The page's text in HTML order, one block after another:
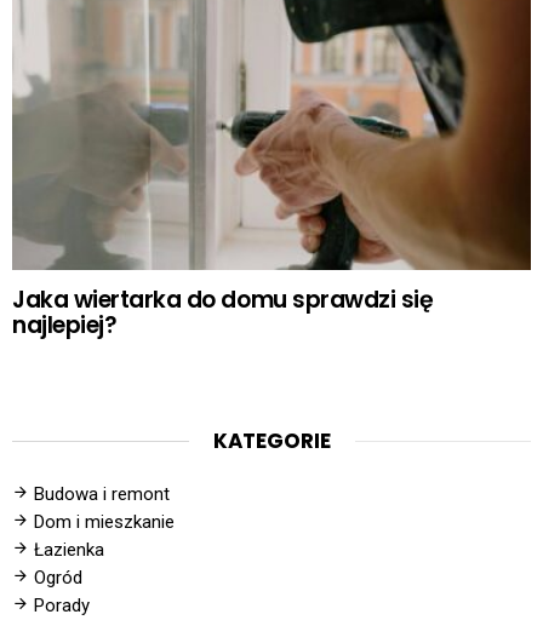
Jaka wiertarka do domu sprawdzi się
najlepiej?
KATEGORIE
Budowa i remont
Dom i mieszkanie
Łazienka
Ogród
Porady